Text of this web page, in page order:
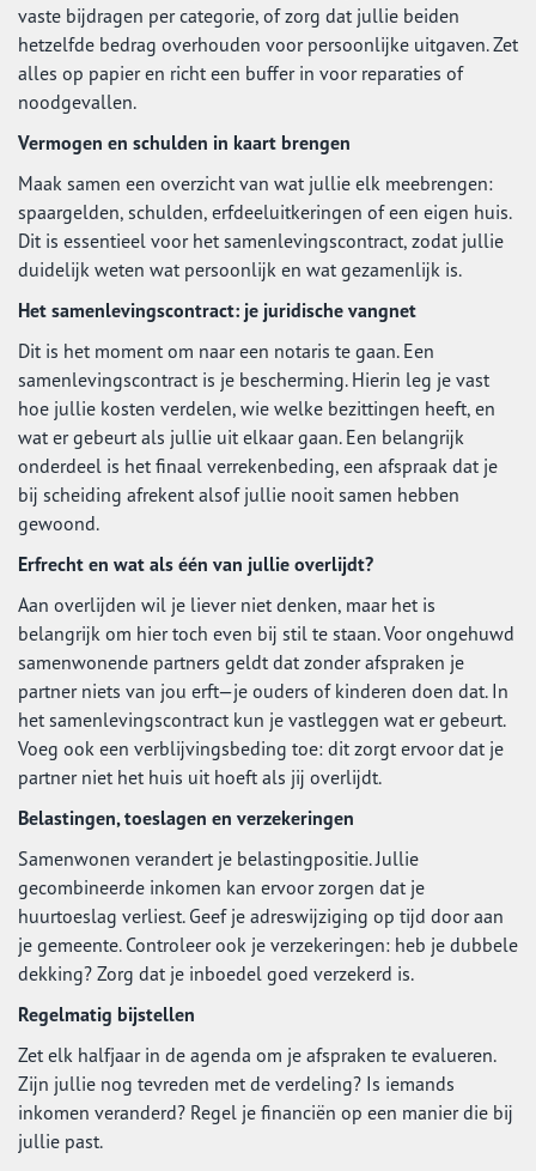
vaste bijdragen per categorie, of zorg dat jullie beiden
hetzelfde bedrag overhouden voor persoonlijke uitgaven. Zet
alles op papier en richt een buffer in voor reparaties of
noodgevallen.
Vermogen en schulden in kaart brengen
Maak samen een overzicht van wat jullie elk meebrengen:
spaargelden, schulden, erfdeeluitkeringen of een eigen huis.
Dit is essentieel voor het samenlevingscontract, zodat jullie
duidelijk weten wat persoonlijk en wat gezamenlijk is.
Het samenlevingscontract: je juridische vangnet
Dit is het moment om naar een notaris te gaan. Een
samenlevingscontract is je bescherming. Hierin leg je vast
hoe jullie kosten verdelen, wie welke bezittingen heeft, en
wat er gebeurt als jullie uit elkaar gaan. Een belangrijk
onderdeel is het finaal verrekenbeding, een afspraak dat je
bij scheiding afrekent alsof jullie nooit samen hebben
gewoond.
Erfrecht en wat als één van jullie overlijdt?
Aan overlijden wil je liever niet denken, maar het is
belangrijk om hier toch even bij stil te staan. Voor ongehuwd
samenwonende partners geldt dat zonder afspraken je
partner niets van jou erft—je ouders of kinderen doen dat. In
het samenlevingscontract kun je vastleggen wat er gebeurt.
Voeg ook een verblijvingsbeding toe: dit zorgt ervoor dat je
partner niet het huis uit hoeft als jij overlijdt.
Belastingen, toeslagen en verzekeringen
Samenwonen verandert je belastingpositie. Jullie
gecombineerde inkomen kan ervoor zorgen dat je
huurtoeslag verliest. Geef je adreswijziging op tijd door aan
je gemeente. Controleer ook je verzekeringen: heb je dubbele
dekking? Zorg dat je inboedel goed verzekerd is.
Regelmatig bijstellen
Zet elk halfjaar in de agenda om je afspraken te evalueren.
Zijn jullie nog tevreden met de verdeling? Is iemands
inkomen veranderd? Regel je financiën op een manier die bij
jullie past.